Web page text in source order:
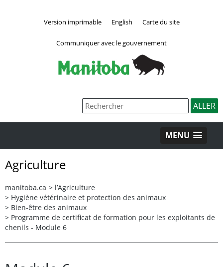
Version imprimable English Carte du site
Communiquer avec le gouvernement
MENU
Agriculture
manitoba.ca > l’Agriculture
> Hygiène vétérinaire et protection des animaux
> Bien-être des animaux
> Programme de certificat de formation pour les exploitants de
chenils - Module 6